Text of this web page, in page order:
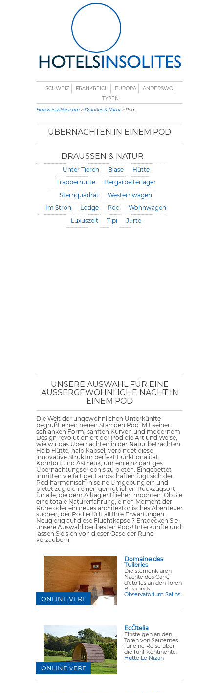
SCHWEIZ FRANKREICH EUROPA
ANDERSWO
TYPEN
Hotels-insolites.com >Draußen & Natur> Pod
ÜBERNACHTEN IN EINEM POD
DRAUSSEN & NATUR
Unter Tieren Blase
Hütte
Trapperhütte
Bergarbeiterlager
Sternquadrat
Westernwagen
Im Stroh
Lodge Pod
Wohnwagen
Luxuszelt
Tipi Jurte
UNSERE AUSWAHL FÜR EINE
AUSSERGEWÖHNLICHE NACHT IN E
INEM POD
Die Welt der ungewöhnlichen Unterkünfte
begrüßt einen neuen Star: den Pod. Mit seiner
schlanken Form, sanften Kurven und modernem
Design revolutioniert der Pod die Art und Weise,
wie wir das Übernachten in der Natur betrachten.
Halb Hütte, halb Kapsel, verbindet diese
innovative Struktur perfekt Funktionalität,
Komfort und Ästhetik, um ein einzigartiges
Übernachtungserlebnis zu bieten. Eingebettet
inmitten vielfältiger Landschaften fügt sich der
Pod harmonisch in seine Umgebung ein und
bietet zugleich einen gemütlichen Rückzugsort
für alle, die dem Alltag entfliehen möchten. Ob Sie
eine totale Naturerfahrung, einen Moment der
Ruhe oder ein neues architektonisches Abenteuer
suchen, der Pod erfüllt all Ihre Erwartungen.
Neugierig auf diese Fluchtkapsel? Entdecken Sie
unsere Auswahl der besten Pod-Unterkünfte und
lassen Sie sich von dieser Oase der Ruhe
verzaubern!
Domaine des
Tuileries
Die sternenklaren
Nächte des Carré
d'étoiles an den Toren
Burgunds.
Observatorium Salins
ONLINE VERF
EcÔtelia
Einsteigen an den
Toren von Sauternes
für eine Reise über
die fünf Kontinente.
Hütte Le Nizan
ONLINE VERF